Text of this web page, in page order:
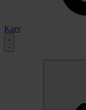
Kurv